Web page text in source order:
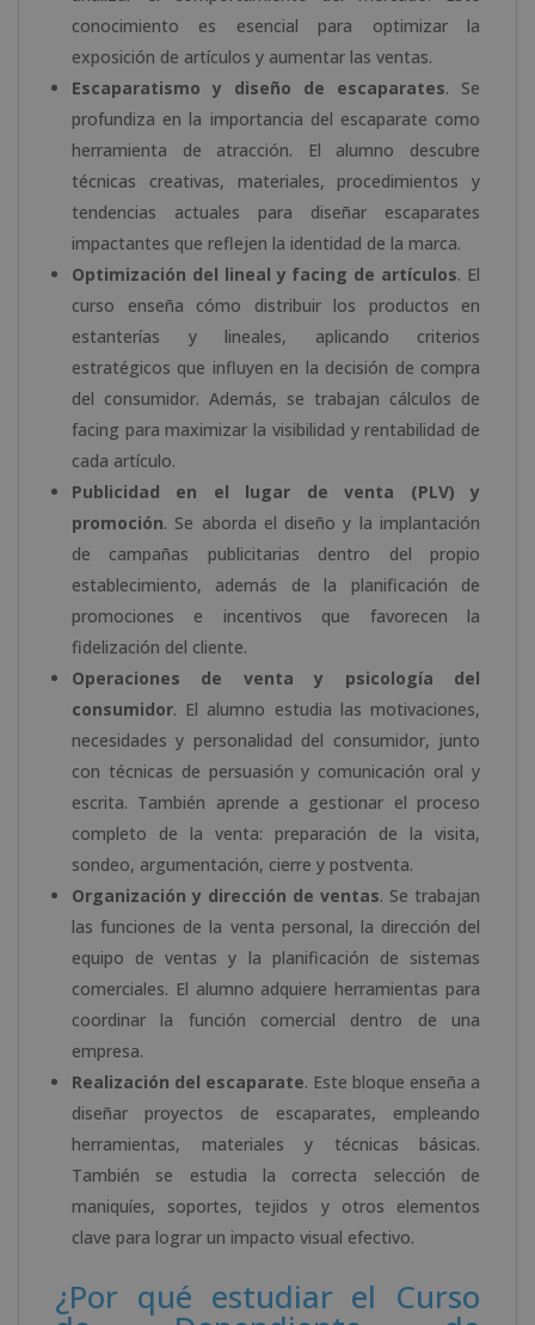
conocimiento es esencial para optimizar la
exposición de artículos y aumentar las ventas.
Escaparatismo y diseño de escaparates. Se
profundiza en la importancia del escaparate como
herramienta de atracción. El alumno descubre
técnicas creativas, materiales, procedimientos y
tendencias actuales para diseñar escaparates
impactantes que reflejen la identidad de la marca.
Optimización del lineal y facing de artículos. El
curso enseña cómo distribuir los productos en
estanterías y lineales, aplicando criterios
estratégicos que influyen en la decisión de compra
del consumidor. Además, se trabajan cálculos de
facing para maximizar la visibilidad y rentabilidad de
cada artículo.
Publicidad en el lugar de venta (PLV) y
promoción. Se aborda el diseño y la implantación
de campañas publicitarias dentro del propio
establecimiento, además de la planificación de
promociones e incentivos que favorecen la
fidelización del cliente.
Operaciones de venta y psicología del
consumidor. El alumno estudia las motivaciones,
necesidades y personalidad del consumidor, junto
con técnicas de persuasión y comunicación oral y
escrita. También aprende a gestionar el proceso
completo de la venta: preparación de la visita,
sondeo, argumentación, cierre y postventa.
Organización y dirección de ventas. Se trabajan
las funciones de la venta personal, la dirección del
equipo de ventas y la planificación de sistemas
comerciales. El alumno adquiere herramientas para
coordinar la función comercial dentro de una
empresa.
Realización del escaparate. Este bloque enseña a
diseñar proyectos de escaparates, empleando
herramientas, materiales y técnicas básicas.
También se estudia la correcta selección de
maniquíes, soportes, tejidos y otros elementos
clave para lograr un impacto visual efectivo.
¿Por qué estudiar el Curso